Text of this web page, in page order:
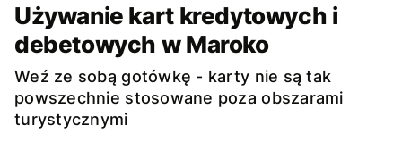
Używanie kart kredytowych i
debetowych w Maroko
Weź ze sobą gotówkę - karty nie są tak
powszechnie stosowane poza obszarami
turystycznymi